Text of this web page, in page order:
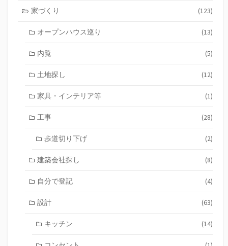
家づくり (123)
オープンハウス巡り (13)
内覧 (5)
土地探し (12)
家具・インテリア等 (1)
工事 (28)
歩道切り下げ (2)
建築会社探し (8)
自分で登記 (4)
設計 (63)
キッチン (14)